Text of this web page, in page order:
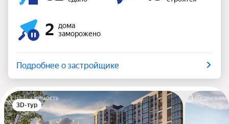
2
дома
заморожено
Подробнее о застройщике
3D-тур